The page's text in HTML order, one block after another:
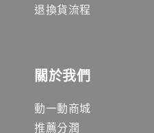
退換貨流程
關於我們
動一動商城
推薦分潤